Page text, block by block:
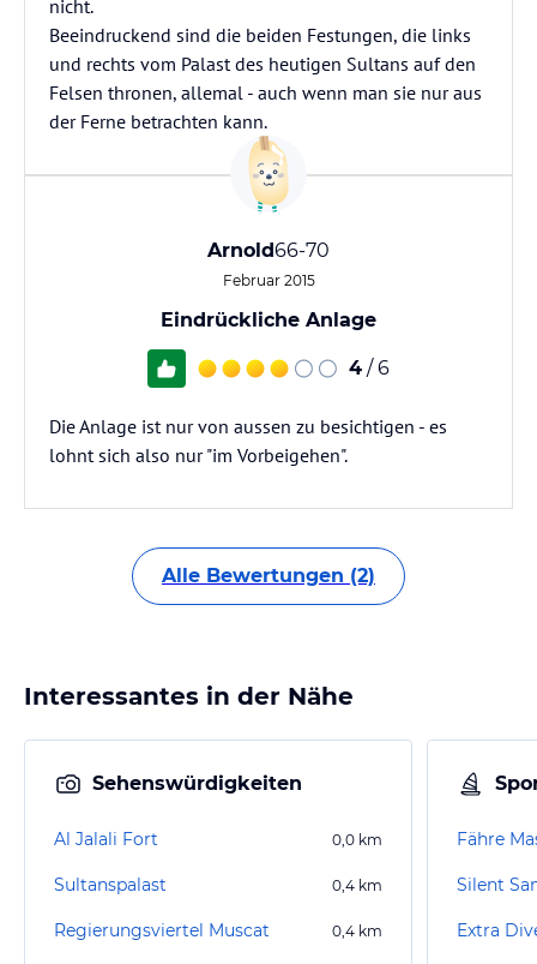
nicht.
Beeindruckend sind die beiden Festungen, die links
und rechts vom Palast des heutigen Sultans auf den
Felsen thronen, allemal - auch wenn man sie nur aus
der Ferne betrachten kann.
Arnold66-70
Februar 2015
Eindrückliche Anlage
4 / 6
Die Anlage ist nur von aussen zu besichtigen - es
lohnt sich also nur "im Vorbeigehen".
Alle Bewertungen (2)
Interessantes in der Nähe
Sehenswürdigkeiten
Al Jalali Fort 0,0 km
Sultanspalast 0,4 km
Regierungsviertel Muscat 0,4 km
Fähre
Silent
Extra